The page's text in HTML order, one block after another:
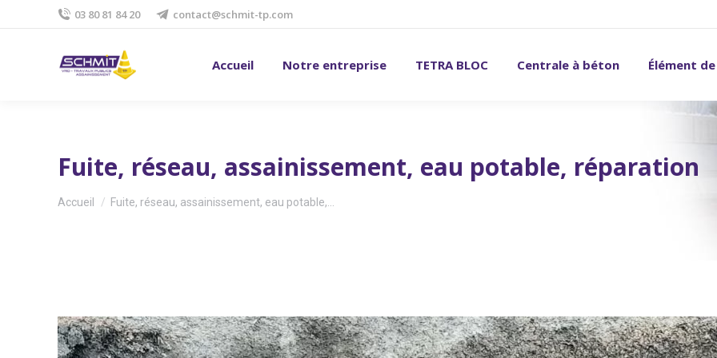
03 80 81 84 20 contact@schmit-tp.com
Accueil Notre entreprise TETRA BLOC Centrale à béton Élément
Fuite, réseau, assainissement, eau potable, réparation
Vous êtes ici :
Accueil Fuite, réseau, assainissement, eau potable,…